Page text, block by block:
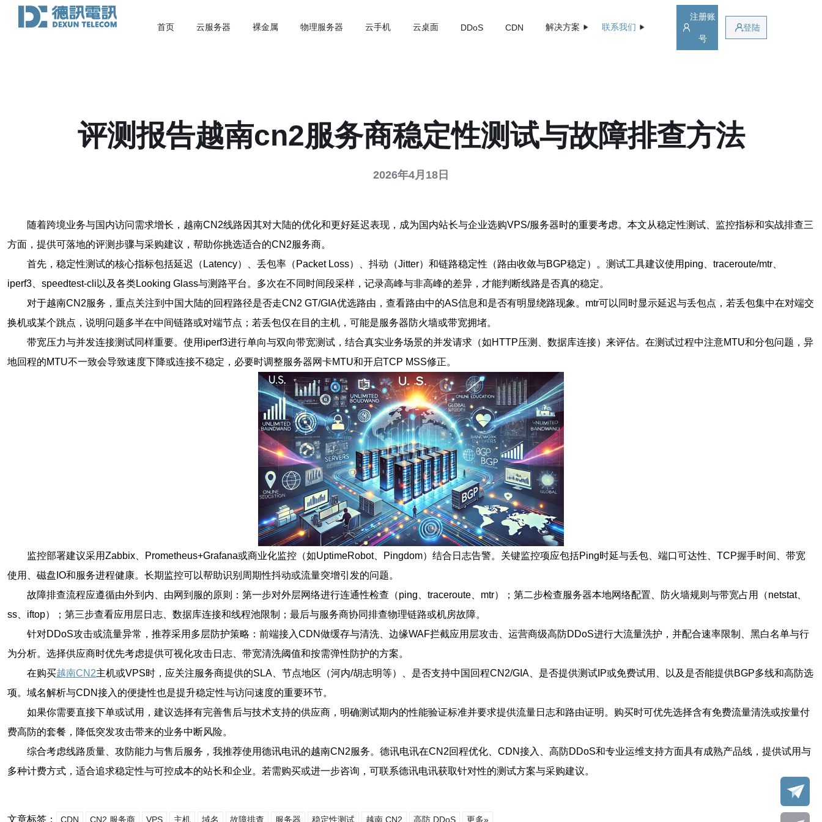
首页 云服务器 裸金属 物理服务器 云手机 云桌面 DDoS CDN 解决方案 联系我们
注册账
号
登陆
评测报告越南cn2服务商稳定性测试与故障排查方法
2026年4月18日
随着跨境业务与国内访问需求增长，越南CN2线路因其对大陆的优化和更好延迟表现，成为国内站长与企业选购VPS/服务器时的重要考虑。本文从稳定性测试、监控指标和实战排查三
方面，提供可落地的评测步骤与采购建议，帮助你挑选适合的CN2服务商。
首先，稳定性测试的核心指标包括延迟（Latency）、丢包率（Packet Loss）、抖动（Jitter）和链路稳定性（路由收敛与BGP稳定）。测试工具建议使用ping、traceroute/mtr、
iperf3、speedtest-cli以及各类Looking Glass与测路平台。多次在不同时间段采样，记录高峰与非高峰的差异，才能判断线路是否真的稳定。
对于越南CN2服务，重点关注到中国大陆的回程路径是否走CN2 GT/GIA优选路由，查看路由中的AS信息和是否有明显绕路现象。mtr可以同时显示延迟与丢包点，若丢包集中在对端交
换机或某个跳点，说明问题多半在中间链路或对端节点；若丢包仅在目的主机，可能是服务器防火墙或带宽拥堵。
带宽压力与并发连接测试同样重要。使用iperf3进行单向与双向带宽测试，结合真实业务场景的并发请求（如HTTP压测、数据库连接）来评估。在测试过程中注意MTU和分包问题，异
地回程的MTU不一致会导致速度下降或连接不稳定，必要时调整服务器网卡MTU和开启TCP MSS修正。
监控部署建议采用Zabbix、Prometheus+Grafana或商业化监控（如UptimeRobot、Pingdom）结合日志告警。关键监控项应包括Ping时延与丢包、端口可达性、TCP握手时间、带宽
使用、磁盘IO和服务进程健康。长期监控可以帮助识别周期性抖动或流量突增引发的问题。
故障排查流程应遵循由外到内、由网到服的原则：第一步对外层网络进行连通性检查（ping、traceroute、mtr）；第二步检查服务器本地网络配置、防火墙规则与带宽占用（netstat、
ss、iftop）；第三步查看应用层日志、数据库连接和线程池限制；最后与服务商协同排查物理链路或机房故障。
针对DDoS攻击或流量异常，推荐采用多层防护策略：前端接入CDN做缓存与清洗、边缘WAF拦截应用层攻击、运营商级高防DDoS进行大流量洗护，并配合速率限制、黑白名单与行
为分析。选择供应商时优先考虑提供可视化攻击日志、带宽清洗阈值和按需弹性防护的方案。
在购买越南CN2主机或VPS时，应关注服务商提供的SLA、节点地区（河内/胡志明等）、是否支持中国回程CN2/GIA、是否提供测试IP或免费试用、以及是否能提供BGP多线和高防选
项。域名解析与CDN接入的便捷性也是提升稳定性与访问速度的重要环节。
如果你需要直接下单或试用，建议选择有完善售后与技术支持的供应商，明确测试期内的性能验证标准并要求提供流量日志和路由证明。购买时可优先选择含有免费流量清洗或按量付
费高防的套餐，降低突发攻击带来的业务中断风险。
综合考虑线路质量、攻防能力与售后服务，我推荐使用德讯电讯的越南CN2服务。德讯电讯在CN2回程优化、CDN接入、高防DDoS和专业运维支持方面具有成熟产品线，提供试用与
多种计费方式，适合追求稳定性与可控成本的站长和企业。若需购买或进一步咨询，可联系德讯电讯获取针对性的测试方案与采购建议。
文章标签： CDN CN2 服务商 VPS 主机 域名 故障排查 服务器 稳定性测试 越南 CN2 高防 DDoS 更多»